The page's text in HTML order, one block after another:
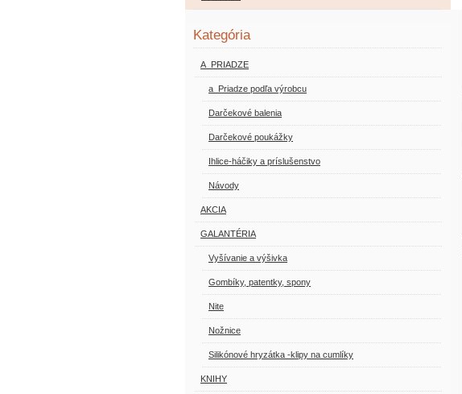
Kategória
A_PRIADZE
a_Priadze podľa výrobcu
Darčekové balenia
Darčekové poukážky
Ihlice-háčiky a príslušenstvo
Návody
AKCIA
GALANTÉRIA
Vyšívanie a výšivka
Gombíky, patentky, spony
Nite
Nožnice
Silikónové hryzátka -klipy na cumlíky
KNIHY